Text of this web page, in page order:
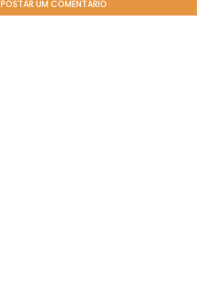
POSTAR UM COMENTÁRIO